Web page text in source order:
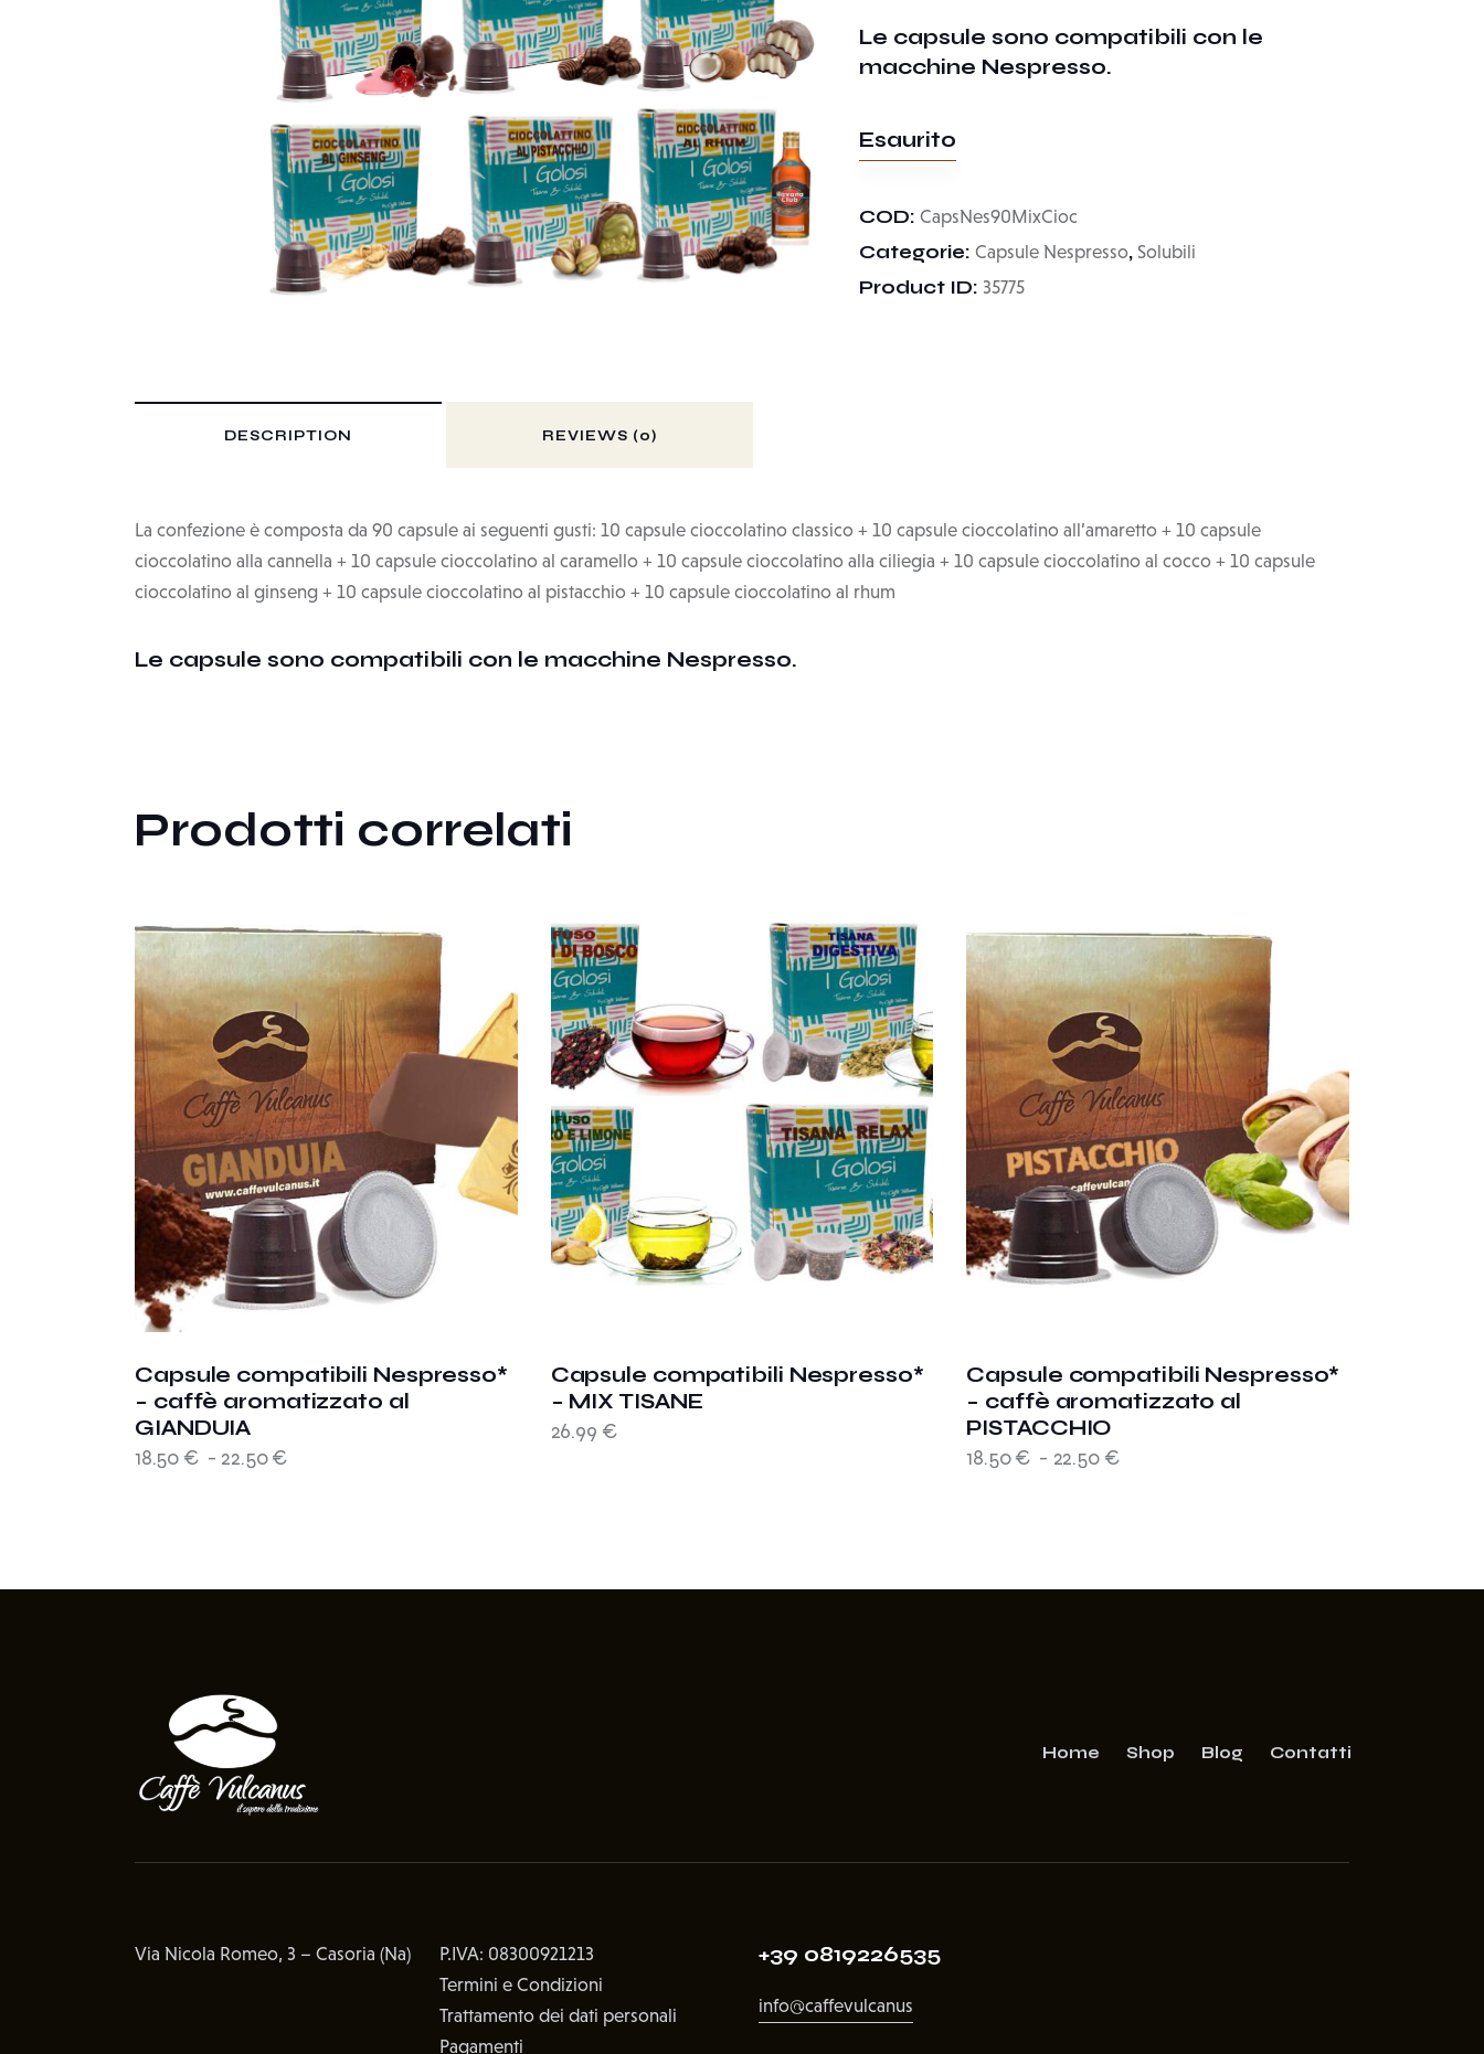
Le capsule sono compatibili con le
macchine Nespresso.
Esaurito
COD: CapsNes90MixCioc
Categorie: Capsule Nespresso, Solubili
Product ID: 35775
DESCRIPTION REVIEWS (0)
La confezione è composta da 90 capsule ai seguenti gusti: 10 capsule cioccolatino classico + 10 capsule cioccolatino all’amaretto + 10 capsule
cioccolatino alla cannella + 10 capsule cioccolatino al caramello + 10 capsule cioccolatino alla ciliegia + 10 capsule cioccolatino al cocco + 10 capsule
cioccolatino al ginseng + 10 capsule cioccolatino al pistacchio + 10 capsule cioccolatino al rhum
Le capsule sono compatibili con le macchine Nespresso.
Prodotti correlati
Capsule compatibili Nespresso*
– caffè aromatizzato al
GIANDUIA
18.50 € - 22.50€
Capsule compatibili Nespresso*
– MIX TISANE
26.99 €
Capsule compatibili Nespresso*
– caffè aromatizzato al
PISTACCHIO
18.50€ - 22.50 €
Home Shop Blog Contatti
Via Nicola Romeo, 3 – Casoria (Na)
P.IVA: 08300921213
Termini e Condizioni
Trattamento dei dati personali
Pagamenti
+39 0819226535
info@caffevulcanus